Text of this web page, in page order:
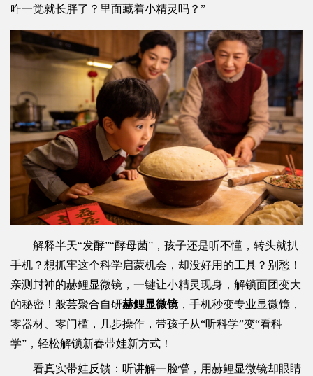
咋一觉就长胖了？里面藏着小精灵吗？”
解释半天“发酵”“酵母菌”，孩子还是听不懂，转头就扒
手机？想抓牢这个科学启蒙机会，却没好用的工具？别愁！
亲测封神的赫鲤显微镜，一键让小精灵现身，解锁面团变大
的秘密！般芸聚合自研赫鲤显微镜，手机秒变专业显微镜，
零器材、零门槛，几步操作，带孩子从“听科学”变“看科
学”，轻松解锁新春带娃新方式！
看真实带娃反馈：听讲解一脸懵，用赫鲤显微镜却眼睛